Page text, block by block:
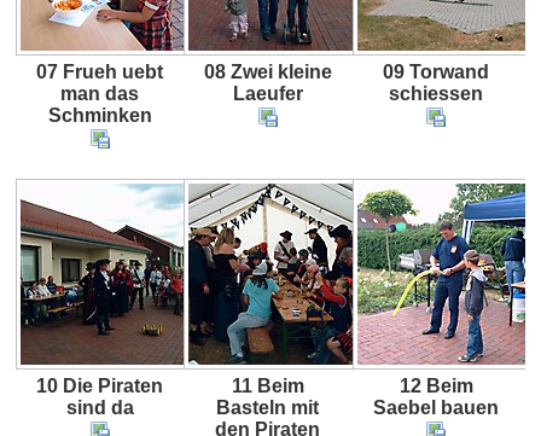
07 Frueh uebt
man das
Schminken
08 Zwei kleine
Laeufer
09 Torwand
schiessen
10 Die Piraten
sind da
11 Beim
Basteln mit
den Piraten
12 Beim
Saebel bauen